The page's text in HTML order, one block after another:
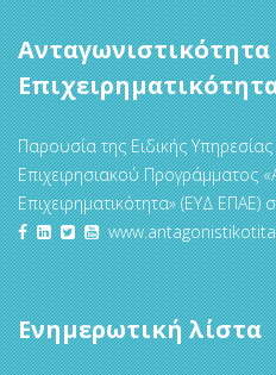
Ανταγωνιστικότητα
Παρουσία της Ειδικής Υπηρεσίας
Επιχειρησιακού Προγράμματος
Επιχειρηματικότητα» (ΕΥΔ ΕΠΑΕ)
Ενημερωτική λίστα